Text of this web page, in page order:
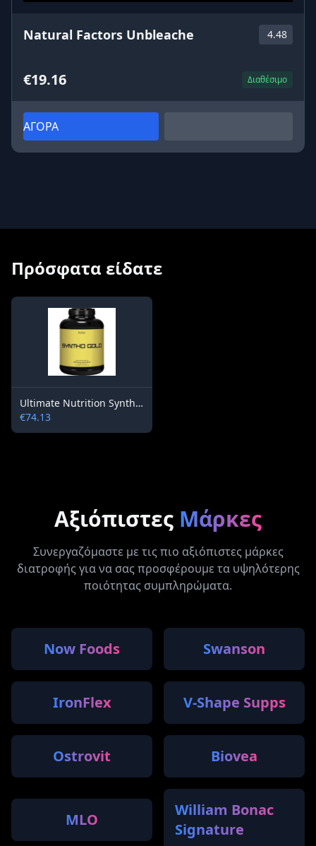
Natural Factors Unbleache 4.48
€19.16 Διαθέσιμο
ΑΓΟΡΑ
Πρόσφατα είδατε
Ultimate Nutrition Syntho Gold 2270 g
€74.13
Αξιόπιστες Μάρκες
Συνεργαζόμαστε με τις πιο αξιόπιστες μάρκες
διατροφής για να σας προσφέρουμε τα υψηλότερης
ποιότητας συμπληρώματα.
Now Foods Swanson
IronFlex V-Shape Supps
Ostrovit Biovea
MLO
William Bonac
Signature